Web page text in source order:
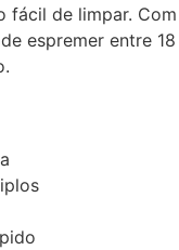
fácil de limpar. Com
espremer entre 18